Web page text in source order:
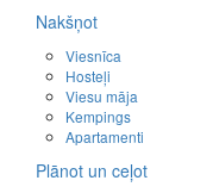
Nakšņot
Viesnīca
Hosteļi
Viesu māja
Kempings
Apartamenti
Plānot un ceļot